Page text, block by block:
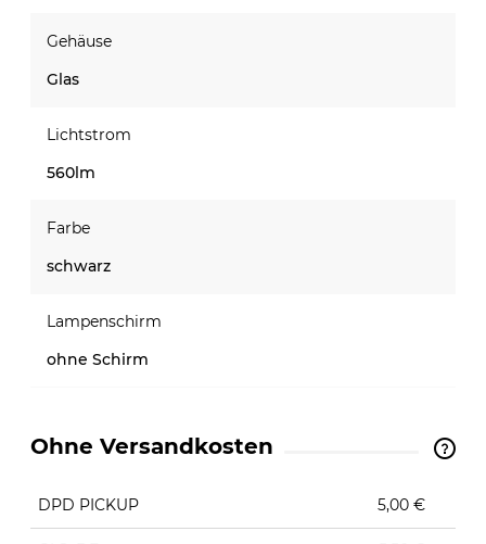
Gehäuse
Glas
Lichtstrom
560lm
Farbe
schwarz
Lampenschirm
ohne Schirm
Ohne Versandkosten
DPD PICKUP 5,00 €